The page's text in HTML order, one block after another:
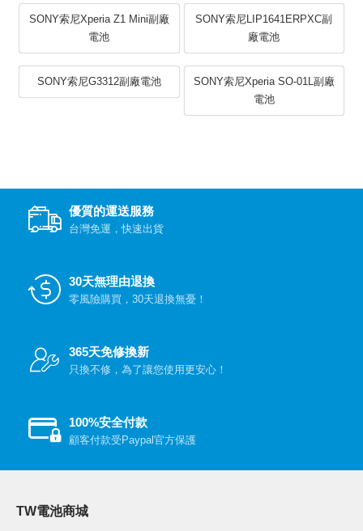
SONY索尼Xperia Z1 Mini副廠
電池
SONY索尼LIP1641ERPXC副
廠電池
SONY索尼G3312副廠電池
SONY索尼Xperia SO-01L副廠
電池
優質的運送服務
台灣免運，快速出貨
30天無理由退換
零風險購買，30天退換無憂！
365天免修換新
只換不修，為了讓您使用更安心！
100%安全付款
顧客付款受Paypal官方保護
TW電池商城